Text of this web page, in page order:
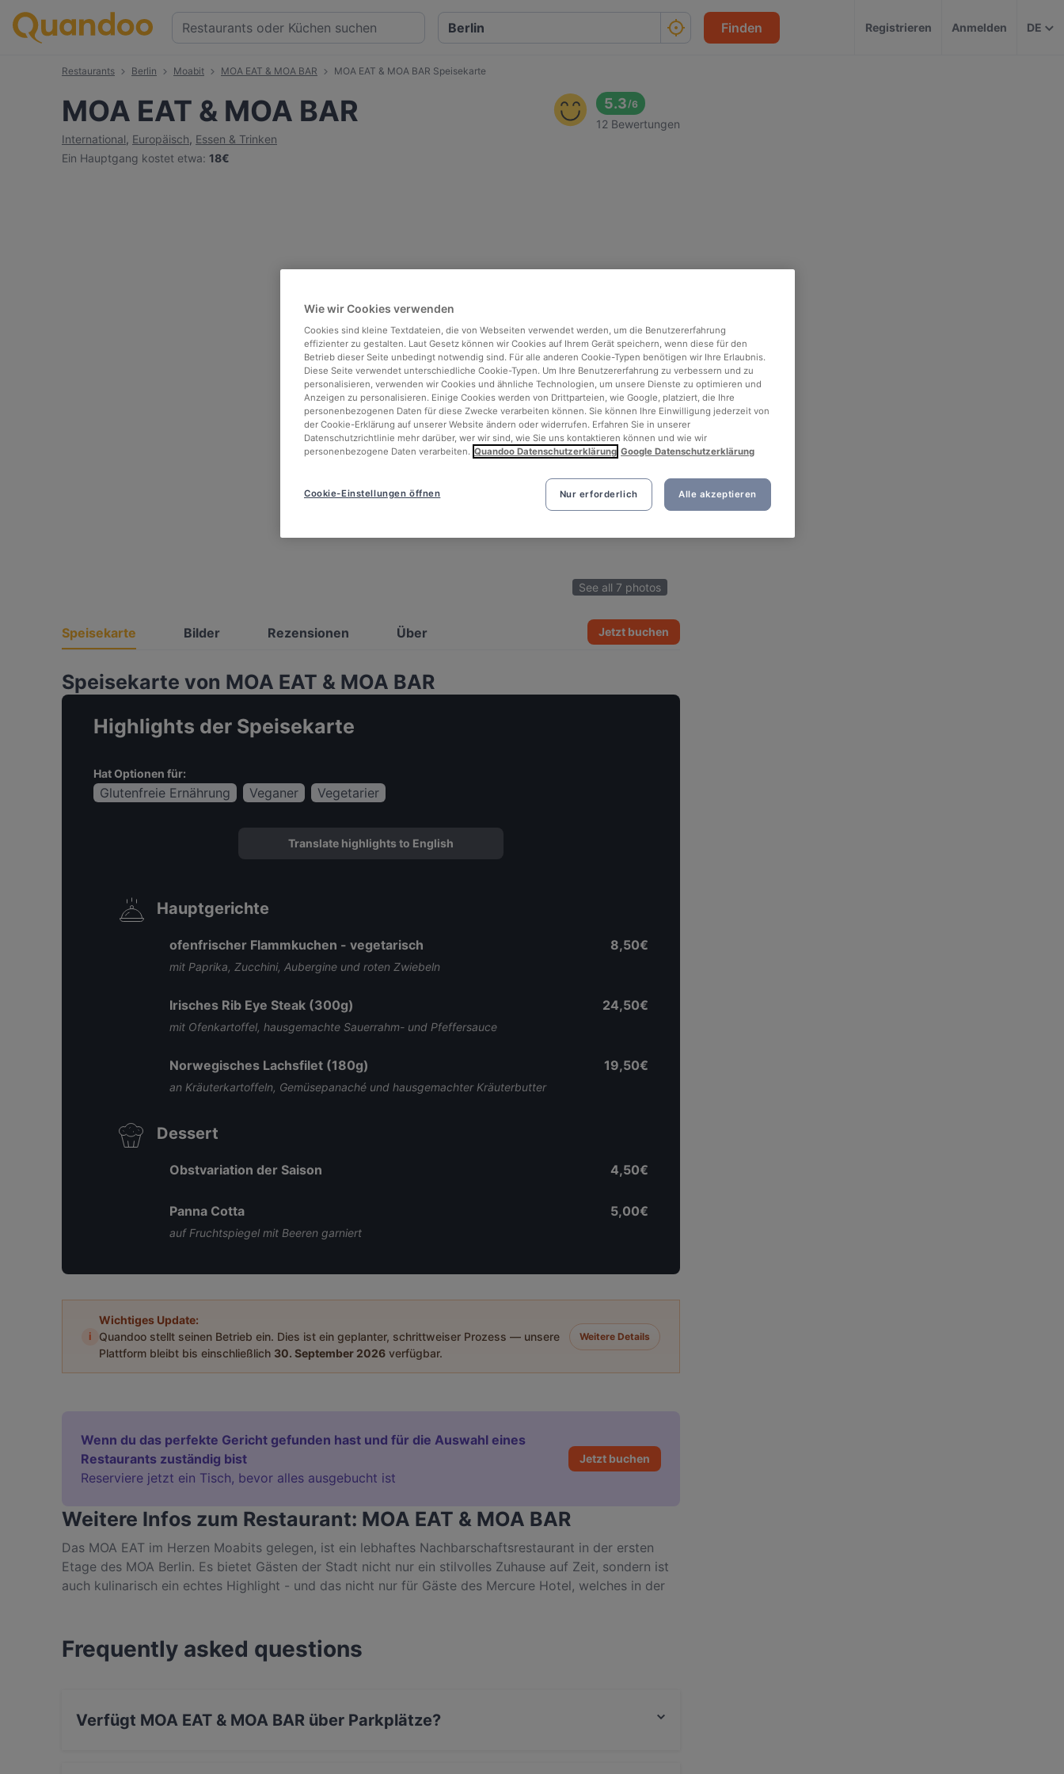
Finden Registrieren Anmelden DE
Restaurants Berlin Moabit MOA EAT & MOA BAR MOA EAT & MOA BAR Speisekarte
MOA EAT & MOA BAR
International, Europäisch, Essen & Trinken
Ein Hauptgang kostet etwa: 18€
5.3/6
12 Bewertungen
See all 7 photos
Speisekarte Bilder Rezensionen Über Jetzt buchen
Speisekarte von MOA EAT & MOA BAR
Highlights der Speisekarte
Hat Optionen für:
Glutenfreie Ernährung Veganer Vegetarier
Translate highlights to English
Hauptgerichte
ofenfrischer Flammkuchen - vegetarisch
mit Paprika, Zucchini, Aubergine und roten Zwiebeln
8,50€
Irisches Rib Eye Steak (300g)
mit Ofenkartoffel, hausgemachte Sauerrahm- und Pfeffersauce
24,50€
Norwegisches Lachsfilet (180g)
an Kräuterkartoffeln, Gemüsepanaché und hausgemachter Kräuterbutter
19,50€
Dessert
Obstvariation der Saison 4,50€
Panna Cotta
auf Fruchtspiegel mit Beeren garniert
5,00€
i
Wichtiges Update:
Quandoo stellt seinen Betrieb ein. Dies ist ein geplanter, schrittweiser Prozess — unsere
Plattform bleibt bis einschließlich 30. September 2026 verfügbar.
Weitere Details
Wenn du das perfekte Gericht gefunden hast und für die Auswahl eines
Restaurants zuständig bist
Reserviere jetzt ein Tisch, bevor alles ausgebucht ist
Jetzt buchen
Weitere Infos zum Restaurant: MOA EAT & MOA BAR
Das MOA EAT im Herzen Moabits gelegen, ist ein lebhaftes Nachbarschaftsrestaurant in der ersten
Etage des MOA Berlin. Es bietet Gästen der Stadt nicht nur ein stilvolles Zuhause auf Zeit, sondern ist
auch kulinarisch ein echtes Highlight - und das nicht nur für Gäste des Mercure Hotel, welches in der
Frequently asked questions
Verfügt MOA EAT & MOA BAR über Parkplätze?
Wie wir Cookies verwenden
Cookies sind kleine Textdateien, die von Webseiten verwendet werden, um die Benutzererfahrung
effizienter zu gestalten. Laut Gesetz können wir Cookies auf Ihrem Gerät speichern, wenn diese für den
Betrieb dieser Seite unbedingt notwendig sind. Für alle anderen Cookie-Typen benötigen wir Ihre Erlaubnis.
Diese Seite verwendet unterschiedliche Cookie-Typen. Um Ihre Benutzererfahrung zu verbessern und zu
personalisieren, verwenden wir Cookies und ähnliche Technologien, um unsere Dienste zu optimieren und
Anzeigen zu personalisieren. Einige Cookies werden von Drittparteien, wie Google, platziert, die Ihre
personenbezogenen Daten für diese Zwecke verarbeiten können. Sie können Ihre Einwilligung jederzeit von
der Cookie-Erklärung auf unserer Website ändern oder widerrufen. Erfahren Sie in unserer
Datenschutzrichtlinie mehr darüber, wer wir sind, wie Sie uns kontaktieren können und wie wir
personenbezogene Daten verarbeiten. Quandoo Datenschutzerklärung Google Datenschutzerklärung
Nur erforderlich Alle akzeptieren
Cookie-Einstellungen öffnen